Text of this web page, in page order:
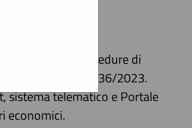
espletare procedure di
appalti - Dlgs 36/2023.
sistema telematico e Portale
economici.